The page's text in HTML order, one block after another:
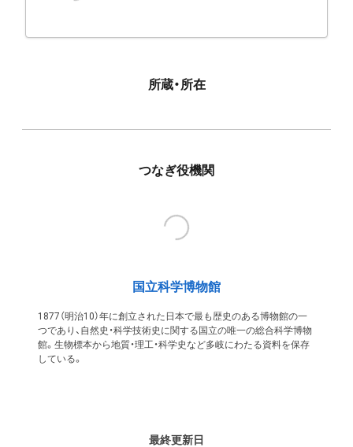
所蔵・所在
つなぎ役機関
国立科学博物館
1877（明治10）年に創立された日本で最も歴史のある博物館の一
つであり、自然史・科学技術史に関する国立の唯一の総合科学博物
館。生物標本から地質・理工・科学史など多岐にわたる資料を保存
している。
最終更新日